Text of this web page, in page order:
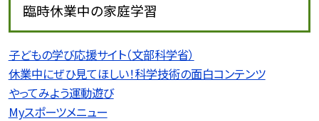
臨時休業中の家庭学習
子どもの学び応援サイト（文部科学省）
休業中にぜひ見てほしい！科学技術の面白コンテンツ
やってみよう運動遊び
Myスポーツメニュー